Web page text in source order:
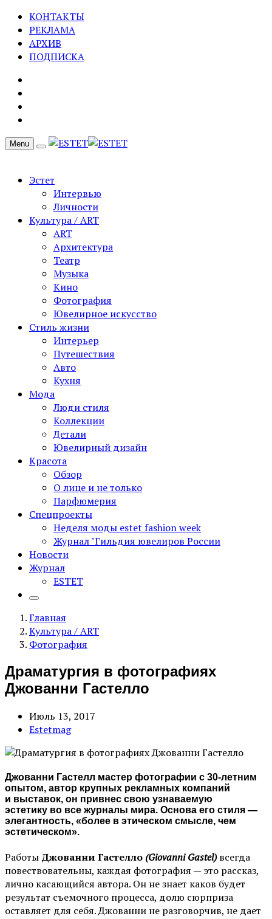
КОНТАКТЫ
РЕКЛАМА
АРХИВ
ПОДПИСКА
Menu
Эстет
Интервью
Личности
Культура / ART
ART
Архитектура
Театр
Музыка
Кино
Фотография
Ювелирное искусство
Стиль жизни
Интерьер
Путешествия
Авто
Кухня
Мода
Люди стиля
Коллекции
Детали
Ювелирный дизайн
Красота
Обзор
О лице и не только
Парфюмерия
Спецпроекты
Неделя моды estet fashion week
Журнал "Гильдия ювелиров России
Новости
Журнал
ESTET
Главная
Культура / ART
Фотография
Драматургия в фотографиях
Джованни Гастелло
Июль 13, 2017
Estetmag
Джованни Гастелл мастер фотографии с 30-летним
опытом, автор крупных рекламных компаний
и выставок, он привнес свою узнаваемую
эстетику во все журналы мира. Основа его стиля —
элегантность, «более в этическом смысле, чем
эстетическом».
Работы Джованни Гастелло (Giovanni Gastel)всегда
повествовательны, каждая фотография — это рассказ,
лично касающийся автора. Он не знает каков будет
результат съемочного процесса, долю сюрприза
оставляет для себя. Джованни не разговорчив, не дает